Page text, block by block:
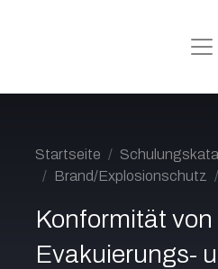
Startseite
Brand/Explosionschutz
Konformität von
Evakuierungs-